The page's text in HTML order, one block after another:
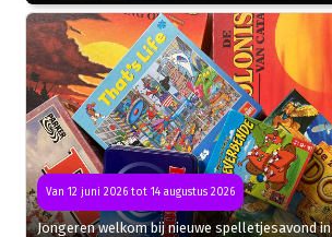
Van 12 juni 2026 tot 14 augustus 2026
Jongeren welkom bij nieuwe spelletjesavond